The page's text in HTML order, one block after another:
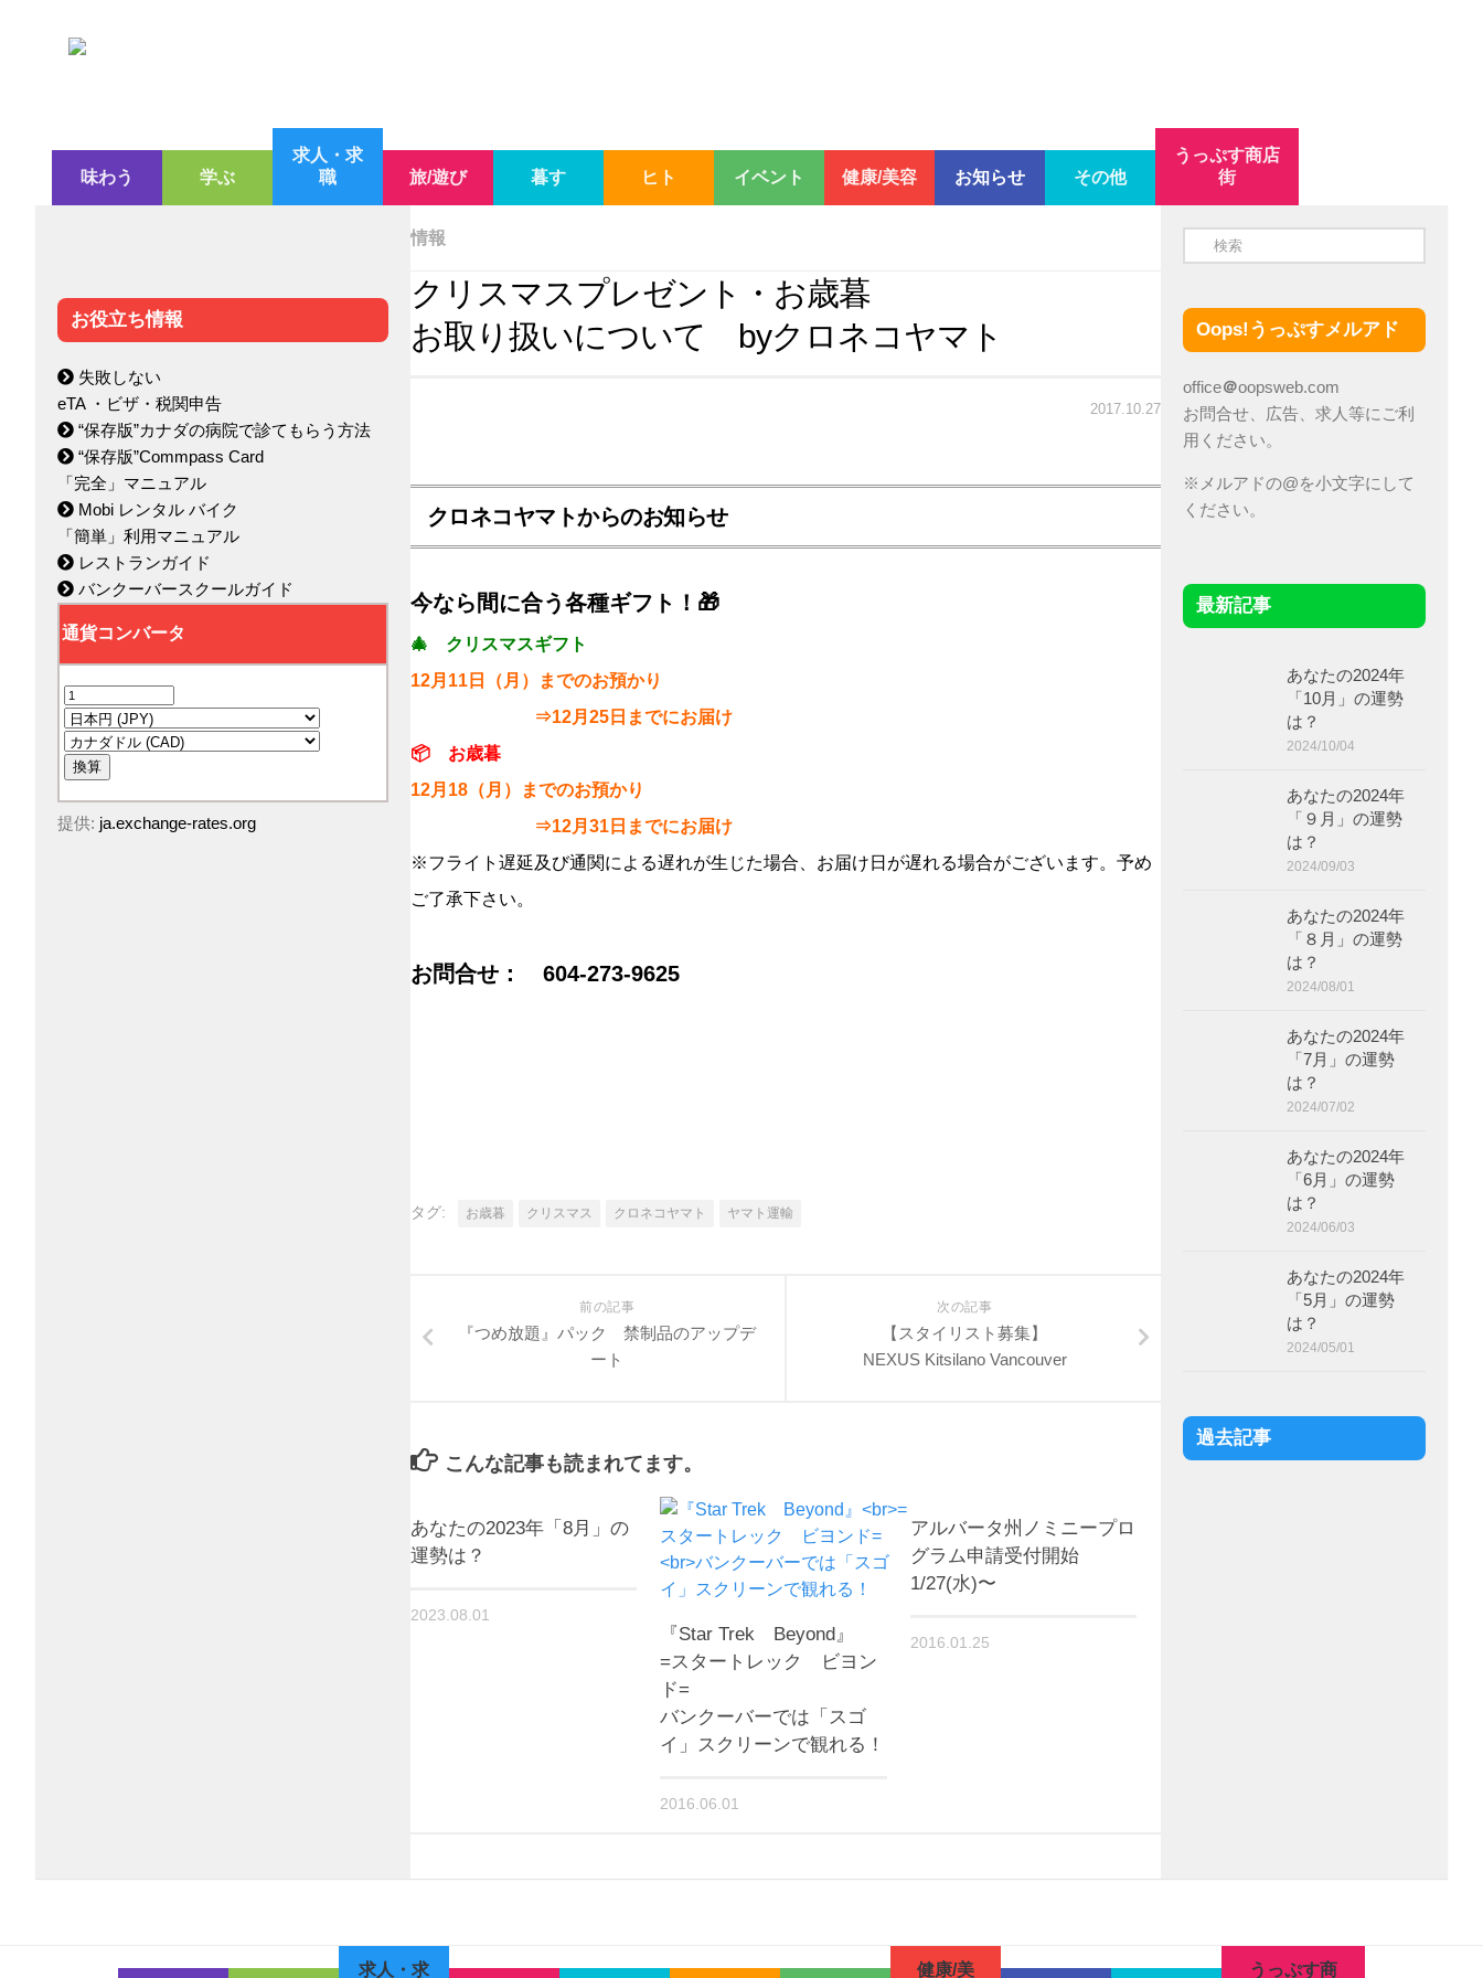
味わう 学ぶ
求人・求
職
旅/遊び 暮す ヒト イベント 健康/美容 お知らせ その他
うっぷす商店
街
情報
クリスマスプレゼント・お歳暮
お取り扱いについて byクロネコヤマト
2017.10.27
クロネコヤマトからのお知らせ
今なら間に合う各種ギフト！🎁
🎄 クリスマスギフト
12月11日（月）までのお預かり
⇒12月25日までにお届け
📦 お歳暮
12月18（月）までのお預かり
⇒12月31日までにお届け
※フライト遅延及び通関による遅れが生じた場合、お届け日が遅れる場合がございます。予め
ご了承下さい。
お問合せ： 604-273-9625
タグ: お歳暮 クリスマス クロネコヤマト ヤマト運輸
次の記事
【スタイリスト募集】
NEXUS Kitsilano Vancouver
前の記事
『つめ放題』パック 禁制品のアップデ
ート
こんな記事も読まれてます。
あなたの2023年「8月」の
運勢は？
2023.08.01
『Star Trek Beyond』
=スタートレック ビヨン
ド=
バンクーバーでは「スゴ
イ」スクリーンで観れる！
2016.06.01
アルバータ州ノミニープロ
グラム申請受付開始
1/27(水)〜
2016.01.25
お役立ち情報
失敗しない
eTA ・ビザ・税関申告
“保存版”カナダの病院で診てもらう方法
“保存版”Commpass Card
「完全」マニュアル
Mobi レンタル バイク
「簡単」利用マニュアル
レストランガイド
バンクーバースクールガイド
提供: ja.exchange-rates.org
Oops!うっぷすメルアド
office＠oopsweb.com
お問合せ、広告、求人等にご利
用ください。
※メルアドの@を小文字にして
ください。
最新記事
あなたの2024年
「10月」の運勢
は？
2024/10/04
あなたの2024年
「９月」の運勢
は？
2024/09/03
あなたの2024年
「８月」の運勢
は？
2024/08/01
あなたの2024年
「7月」の運勢
は？
2024/07/02
あなたの2024年
「6月」の運勢
は？
2024/06/03
あなたの2024年
「5月」の運勢
は？
2024/05/01
過去記事
求人・求 健康/美 うっぷす商